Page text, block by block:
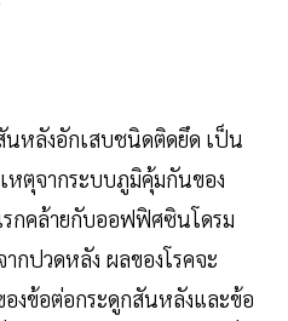
นหลังอักเสบชนิดติดยึด เป็น
หตุจากระบบภูมิคุ้มกันของ
รกคล้ายกับออฟฟิศซินโดรม
กปวดหลัง ผลของโรคจะ
องข้อต่อกระดูกสันหลังและข้อ